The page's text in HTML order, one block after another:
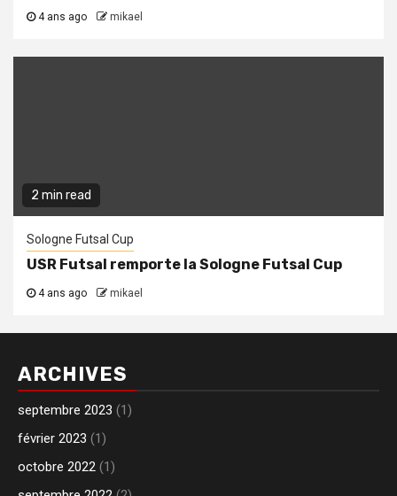
4 ans ago mikael
2 min read
Sologne Futsal Cup
USR Futsal remporte la Sologne Futsal Cup
4 ans ago mikael
ARCHIVES
septembre 2023 (1)
février 2023 (1)
octobre 2022 (1)